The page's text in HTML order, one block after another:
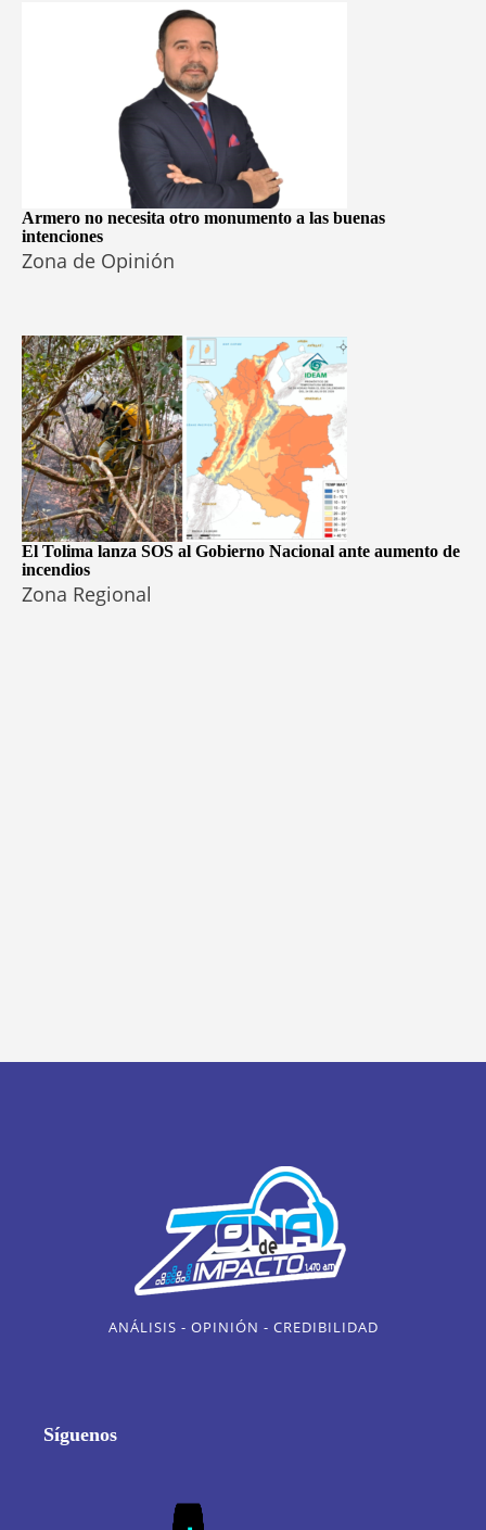
Armero no necesita otro monumento a las buenas
intenciones
Zona de Opinión
El Tolima lanza SOS al Gobierno Nacional ante aumento de
incendios
Zona Regional
ANÁLISIS - OPINIÓN - CREDIBILIDAD
Síguenos